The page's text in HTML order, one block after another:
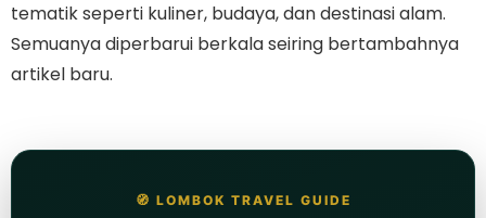
tematik seperti kuliner, budaya, dan destinasi alam.
Semuanya diperbarui berkala seiring bertambahnya
artikel baru.
🧭 LOMBOK TRAVEL GUIDE